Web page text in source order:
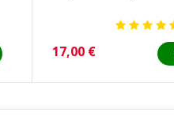
Precio
17,00 €